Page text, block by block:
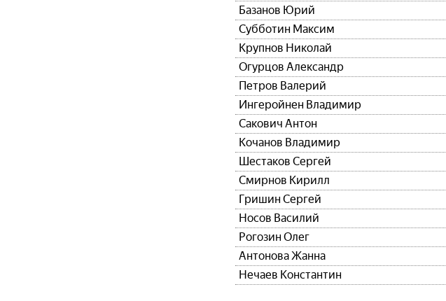
Базанов Юрий
Субботин Максим
Крупнов Николай
Огурцов Александр
Петров Валерий
Ингеройнен Владимир
Сакович Антон
Кочанов Владимир
Шестаков Сергей
Смирнов Кирилл
Гришин Сергей
Носов Василий
Рогозин Олег
Антонова Жанна
Нечаев Константин